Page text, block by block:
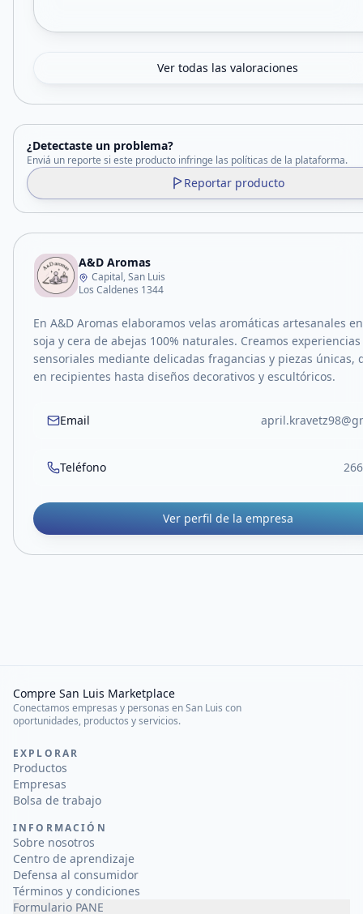
Ver todas las valoraciones
¿Detectaste un problema?
Enviá un reporte si este producto infringe las políticas de la plataforma.
Reportar producto
A&D Aromas
Capital, San Luis
Los Caldenes 1344
En A&D Aromas elaboramos velas aromáticas artesanales
soja y cera de abejas 100% naturales. Creamos
sensoriales mediante delicadas fragancias y piezas únicas,
en recipientes hasta diseños decorativos y escultóricos.
Email
Teléfono
Ver perfil de la empresa
Compre San Luis Marketplace
Conectamos empresas y personas en San Luis con
oportunidades, productos y servicios.
EXPLORAR
Productos
Empresas
Bolsa de trabajo
INFORMACIÓN
Sobre nosotros
Centro de aprendizaje
Defensa al consumidor
Términos y condiciones
Formulario PANE